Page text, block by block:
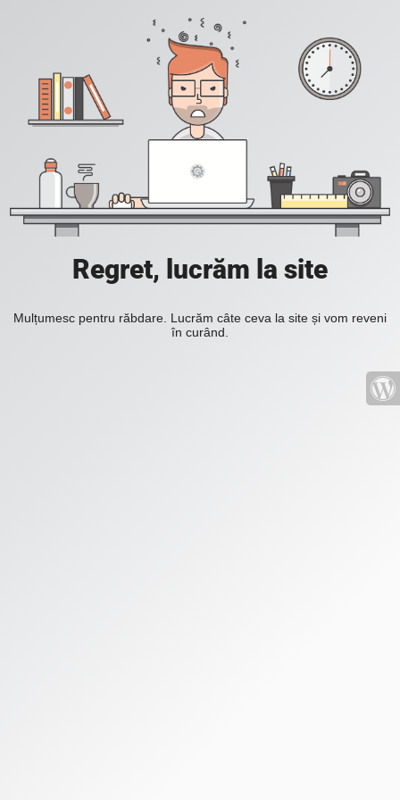
Regret, lucrăm la site
Mulțumesc pentru răbdare. Lucrăm câte ceva la site și vom reveni
în curând.